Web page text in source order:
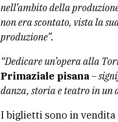
nell’ambito della
non era scontato, vista la
produzione”.
“Dedicare un’opera alla
Primaziale pisana–
danza, storia e teatro in un
I biglietti sono in